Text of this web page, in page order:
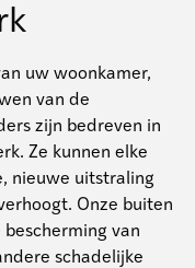
uw woonkamer,
van de
zijn bedreven in
Ze kunnen elke
nieuwe uitstraling
Onze buiten
van
schadelijke